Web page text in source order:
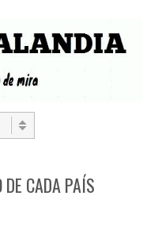
CADA PAÍS